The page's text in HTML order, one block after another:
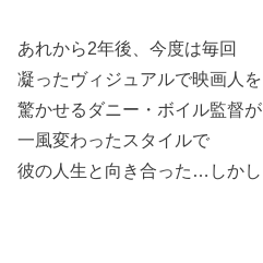
あれから2年後、今度は毎回
凝ったヴィジュアルで映画人を
驚かせるダニー・ボイル監督が
一風変わったスタイルで
彼の人生と向き合った…しかし